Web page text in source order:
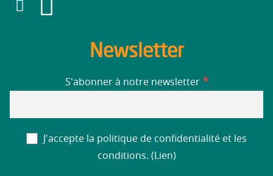
Newsletter
S'abonner à notre newsletter *
J'accepte la politique de confidentialité et les
conditions. ( Lien)